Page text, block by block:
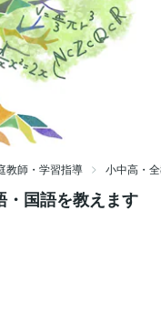
教師・学習指導 小中高・
・国語を教えます